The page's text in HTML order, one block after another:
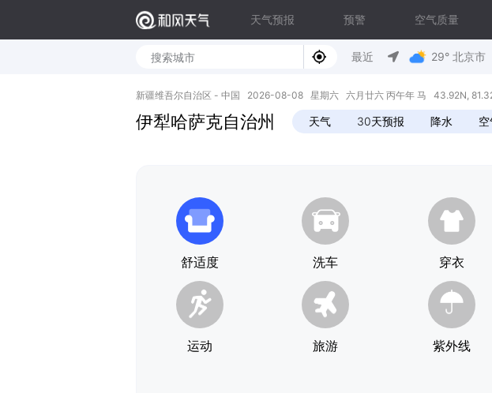
天气预报 预警 空气质量
最近 29° 北京市
新疆维吾尔自治区 - 中国 2026-08-08 星期六 六月廿六 丙午年 马 43.92N,
伊犁哈萨克自治州 天气 30天预报 降水
舒适度 洗车 穿衣
运动 旅游 紫外线